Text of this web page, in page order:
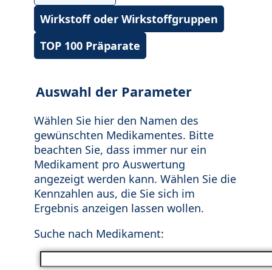
Wirkstoff oder Wirkstoffgruppen
TOP 100 Präparate
Auswahl der Parameter
Wählen Sie hier den Namen des
gewünschten Medikamentes. Bitte
beachten Sie, dass immer nur ein
Medikament pro Auswertung
angezeigt werden kann. Wählen Sie die
Kennzahlen aus, die Sie sich im
Ergebnis anzeigen lassen wollen.
Suche nach Medikament: